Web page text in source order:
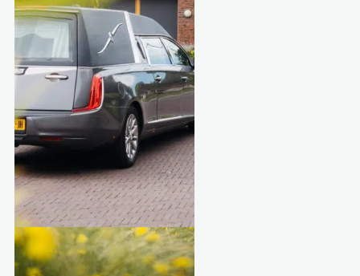
Sterrenstilte
Over Aurelia
Condoleanceregister
Contact